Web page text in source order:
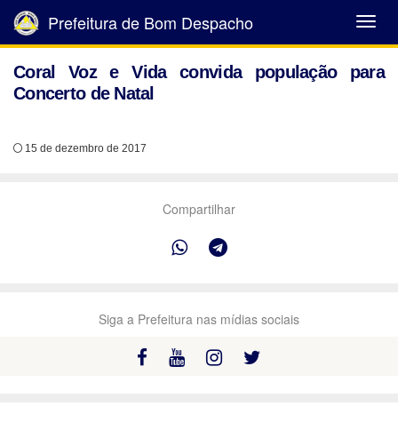
Abrir
Menu
Prefeitura de Bom Despacho
Coral Voz e Vida convida população para
Concerto de Natal
15 de dezembro de 2017
Compartilhar
Siga a Prefeitura nas mídias sociais